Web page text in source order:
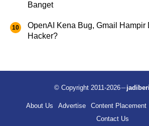
Banget
OpenAI Kena Bug, Gmail Hampir
Hacker?
© Copyright 2011-2026
About Us Advertise Content Placement
Contact Us